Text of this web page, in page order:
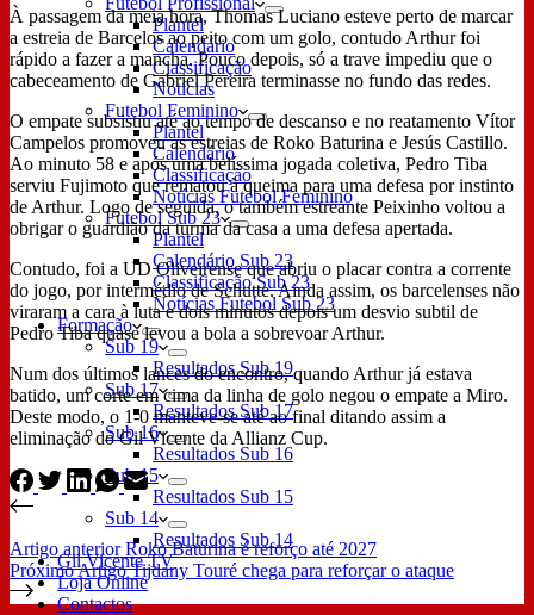
Plantel
Calendário
Classificação
Notícias
Futebol Feminino
Plantel
Calendário
Classificação
Notícias Futebol Feminino
Futebol Sub 23
Plantel
Calendário Sub 23
Classificação Sub 23
Notícias Futebol Sub 23
Formação
Sub 19
Resultados Sub 19
Sub 17
Resultados Sub 17
Sub 16
Resultados Sub 16
Sub 15
Resultados Sub 15
Sub 14
Resultados Sub 14
Gil Vicente TV
Loja Online
Contactos
À passagem da meia hora, Thomas Luciano esteve perto de marcar
a estreia de Barcelos ao peito com um golo, contudo Arthur foi
rápido a fazer a mancha. Pouco depois, só a trave impediu que o
cabeceamento de Gabriel Pereira terminasse no fundo das redes.
O empate subsistiu até ao tempo de descanso e no reatamento Vítor
Campelos promoveu as estreias de Roko Baturina e Jesús Castillo.
Ao minuto 58 e após uma belíssima jogada coletiva, Pedro Tiba
serviu Fujimoto que rematou à queima para uma defesa por instinto
de Arthur. Logo de seguida, o também estreante Peixinho voltou a
obrigar o guardião da turma da casa a uma defesa apertada.
Contudo, foi a UD Oliveirense que abriu o placar contra a corrente
do jogo, por intermédio de Schutte. Ainda assim, os barcelenses não
viraram a cara à luta e dois minutos depois um desvio subtil de
Pedro Tiba quase levou a bola a sobrevoar Arthur.
Num dos últimos lances do encontro, quando Arthur já estava
batido, um corte em cima da linha de golo negou o empate a Miro.
Deste modo, o 1-0 manteve-se até ao final ditando assim a
eliminação do Gil Vicente da Allianz Cup.
Artigo anteriorRoko Baturina é reforço até 2027
PróximoArtigo Tijdany Touré chega para reforçar o ataque